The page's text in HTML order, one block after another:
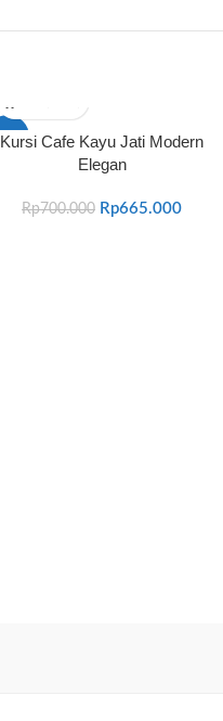
-5%
Kursi Cafe Kayu Jati Modern
Elegan
Rp700.000 Rp665.000